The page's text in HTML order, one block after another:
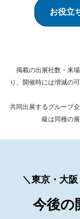
お役立
掲載の出展社数・来
り、開催時には増減の
共同出展するグループ
級は同種の
＼東京・大
今後の